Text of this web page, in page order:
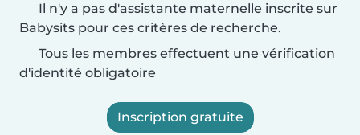
Il n'y a pas d'assistante maternelle inscrite sur
Babysits pour ces critères de recherche.
Tous les membres effectuent une vérification
d'identité obligatoire
Inscription gratuite